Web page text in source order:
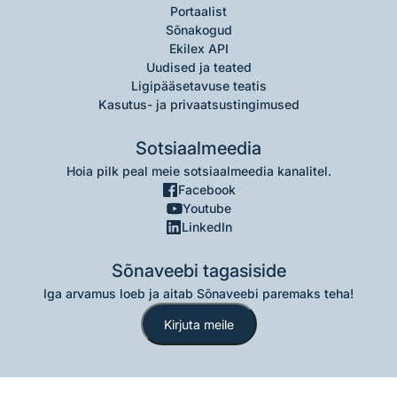
Portaalist
Sõnakogud
Ekilex API
Uudised ja teated
Ligipääsetavuse teatis
Kasutus- ja privaatsustingimused
Sotsiaalmeedia
Hoia pilk peal meie sotsiaalmeedia kanalitel.
Facebook
Youtube
LinkedIn
Sõnaveebi tagasiside
Iga arvamus loeb ja aitab Sõnaveebi paremaks teha!
Kirjuta meile